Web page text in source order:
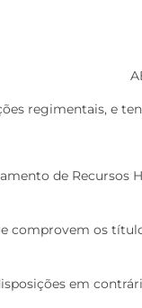
regimentais, e
de
os
em